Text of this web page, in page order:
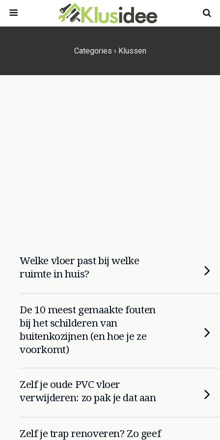
Categories › Klussen
Welke vloer past bij welke
ruimte in huis?
De 10 meest gemaakte fouten
bij het schilderen van
buitenkozijnen (en hoe je ze
voorkomt)
Zelf je oude PVC vloer
verwijderen: zo pak je dat aan
Zelf je trap renoveren? Zo geef